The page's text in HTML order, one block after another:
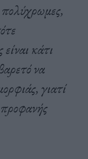
πολύχρωμες,
είναι κάτι
να
γιατί
προφανής